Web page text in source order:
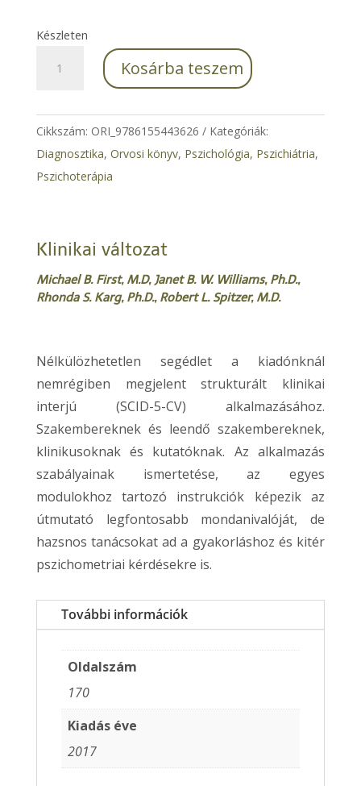
5.000 Ft.4.500 Ft.
Készleten
5-
CV
használatához
Kosárba teszem
Cikkszám: ORI_9786155443626
Kategóriák:
Diagnosztika, Orvosi könyv, Pszichológia, Pszichiátria,
Pszichoterápia
Klinikai változat
Michael B. First, M.D, Janet B. W. Williams, Ph.D.,
Rhonda S. Karg, Ph.D., Robert L. Spitzer, M.D.
Nélkülözhetetlen segédlet a kiadónknál
nemrégiben megjelent strukturált klinikai
interjú (SCID-5-CV) alkalmazásához.
Szakembereknek és leendő szakembereknek,
klinikusoknak és kutatóknak. Az alkalmazás
szabályainak ismertetése, az egyes
modulokhoz tartozó instrukciók képezik az
útmutató legfontosabb mondanivalóját, de
hazsnos tanácsokat ad a gyakorláshoz és kitér
pszichometriai kérdésekre is.
További információk
Oldalszám
170
Kiadás éve
2017